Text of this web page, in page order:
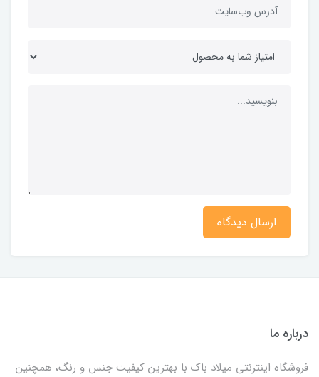
ارسال دیدگاه
درباره ما
فروشگاه اینترنتی میلاد باک با بهترین کیفیت جنس و رنگ، همچنین